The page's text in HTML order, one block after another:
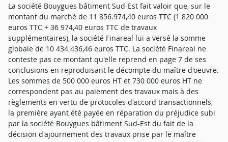
La société Bouygues bâtiment Sud-Est fait valoir que, sur le
montant du marché de 11 856.974,40 euros TTC (1 820 000
euros TTC + 36 974,40 euros TTC de travaux
supplémentaires), la société Finareal lui a versé la somme
globale de 10 434 436,46 euros TTC. La société Finareal ne
conteste pas ce montant qu'elle reprend en page 7 de ses
conclusions en reproduisant le décompte du maître d'oeuvre.
Les sommes de 500 000 euros HT et 730 000 euros HT ne
correspondent pas au paiement des travaux mais à des
règlements en vertu de protocoles d'accord transactionnels,
la première ayant été payée en réparation du préjudice subi
par la société Bouygues bâtiment Sud-Est du fait de la
décision d'ajournement des travaux prise par le maître